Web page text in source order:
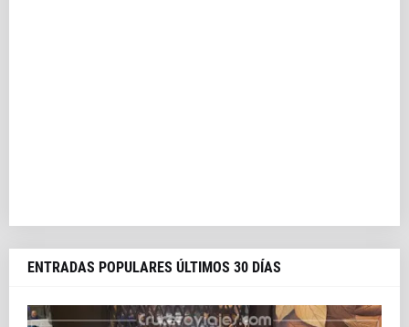
ENTRADAS POPULARES ÚLTIMOS 30 DÍAS